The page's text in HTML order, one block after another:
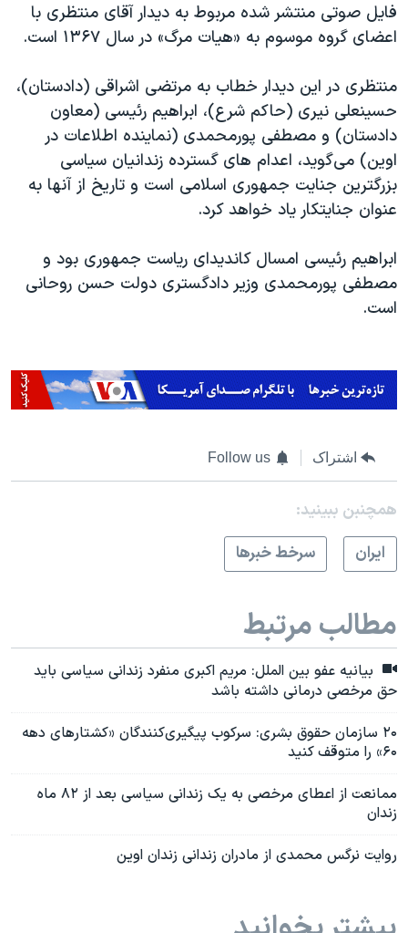
فایل صوتی منتشر شده مربوط به دیدار آقای منتظری با
اعضای گروه موسوم به «هیات مرگ» در سال ۱۳۶۷ است.
منتظری در این دیدار خطاب به مرتضی اشراقی (دادستان)،
حسینعلی نیری (حاکم شرع)، ابراهیم رئیسی (معاون
دادستان) و مصطفی پورمحمدی (نماینده اطلاعات در
اوین) می‌گوید، اعدام های گسترده زندانیان سیاسی
بزرگترین جنایت جمهوری اسلامی است و تاریخ از آنها به
عنوان جنایتکار یاد خواهد کرد.
ابراهیم رئیسی امسال کاندیدای ریاست جمهوری بود و
مصطفی پورمحمدی وزیر دادگستری دولت حسن روحانی
است.
اشتراک Follow us
همچنبن ببینید:
ايران
سرخط خبرها
مطالب مرتبط
بیانیه عفو بین الملل: مریم اکبری منفرد زندانی سیاسی باید
حق مرخصی درمانی داشته باشد
۲۰ سازمان حقوق بشری: سرکوب پیگیری‌کنندگان «کشتارهای دهه
۶۰» را متوقف کنید
ممانعت از اعطای مرخصی به یک زندانی سیاسی بعد از ۸۲ ماه
زندان
روایت نرگس محمدی از مادران زندانی زندان اوین